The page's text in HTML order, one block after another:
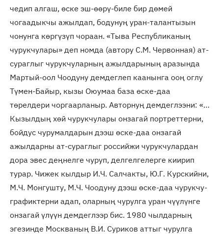
чедип алгаш, өске эш-өөрү-биле бир дөмей
чогаадыкчы ажылдап, бодунуң уран-талантызын
чонунга көргүзүп чораан. «Тыва Республиканың
чурукчулары» деп номда (автору С.М. Червонная) ат-
сураглыг чурукчуларның ажылдарының аразында
Мартый-оол Чоодуну демдеглеп каанынга ооң оглу
Түмен-Байыр, кызы Оюумаа база өске-даа
төрелдери чоргаарланыр. Авторнуң демдеглээни: «…
Кызылдың хөй чурукчулары онзагай портреттерни,
бойдус чурумалдарын дээш өске-даа онзагай
ажылдарны ат-сураглыг российжи чурукчулардан
дора эвес деңнелге чуруп, делгелгелерге киирип
турар. Чижек кылдыр И.Ч. Салчакты, Ю.Г. Курскийни,
М.Ч. Монгушту, М.Ч. Чоодуну дээш өске-даа чурукчу-
графиктерни адап, оларның чурулга уран чүүлүнге
онзагай үлүүн демдеглээр бис. 1980 чылдарның
эгезинде Москваның В.И. Суриков аттыг чурулга